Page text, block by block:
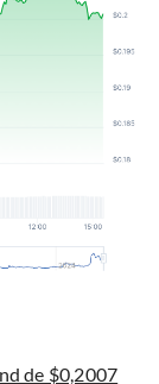
de $0,2007